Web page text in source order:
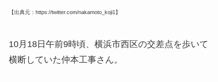
【出典元：https://twitter.com/nakamoto_koji1】
10月18日午前9時頃、 横浜市西区の交差点を歩いて
横断していた仲本工事さん。